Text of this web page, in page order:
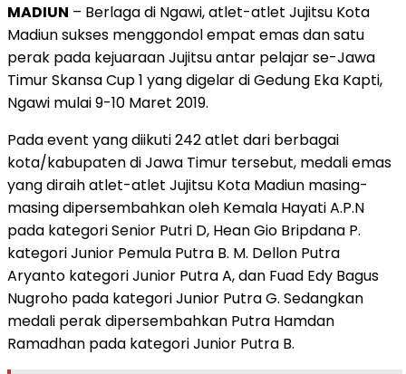
MADIUN – Berlaga di Ngawi, atlet-atlet Jujitsu Kota
Madiun sukses menggondol empat emas dan satu
perak pada kejuaraan Jujitsu antar pelajar se-Jawa
Timur Skansa Cup 1 yang digelar di Gedung Eka Kapti,
Ngawi mulai 9-10 Maret 2019.
Pada event yang diikuti 242 atlet dari berbagai
kota/kabupaten di Jawa Timur tersebut, medali emas
yang diraih atlet-atlet Jujitsu Kota Madiun masing-
masing dipersembahkan oleh Kemala Hayati A.P.N
pada kategori Senior Putri D, Hean Gio Bripdana P.
kategori Junior Pemula Putra B. M. Dellon Putra
Aryanto kategori Junior Putra A, dan Fuad Edy Bagus
Nugroho pada kategori Junior Putra G. Sedangkan
medali perak dipersembahkan Putra Hamdan
Ramadhan pada kategori Junior Putra B.